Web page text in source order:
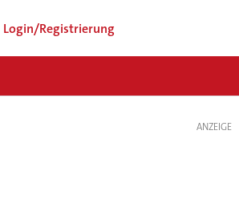
Login/Registrierung
ANZEIGE